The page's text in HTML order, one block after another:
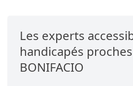
Les experts
handicapés
BONIFACIO